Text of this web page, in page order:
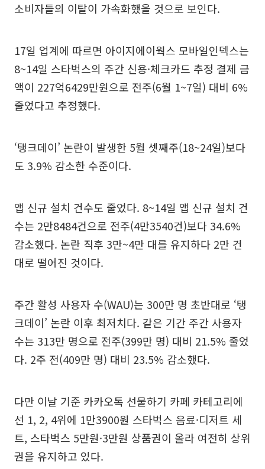
소비자들의 이탈이 가속화했을 것으로 보인다.
17일 업계에 따르면 아이지에이웍스 모바일인덱스는
8~14일 스타벅스의 주간 신용·체크카드 추정 결제 금
액이 227억6429만원으로 전주(6월 1~7일) 대비 6%
줄었다고 추정했다.
‘탱크데이’ 논란이 발생한 5월 셋째주(18~24일)보다
도 3.9% 감소한 수준이다.
앱 신규 설치 건수도 줄었다. 8~14일 앱 신규 설치 건
수는 2만8484건으로 전주(4만3540건)보다 34.6%
감소했다. 논란 직후 3만~4만 대를 유지하다 2만 건
대로 떨어진 것이다.
주간 활성 사용자 수(WAU)는 300만 명 초반대로 ‘탱
크데이’ 논란 이후 최저치다. 같은 기간 주간 사용자
수는 313만 명으로 전주(399만 명) 대비 21.5% 줄었
다. 2주 전(409만 명) 대비 23.5% 감소했다.
다만 이날 기준 카카오톡 선물하기 카페 카테고리에
선 1, 2, 4위에 1만3900원 스타벅스 음료·디저트 세
트, 스타벅스 5만원·3만원 상품권이 올라 여전히 상위
권을 유지하고 있다.